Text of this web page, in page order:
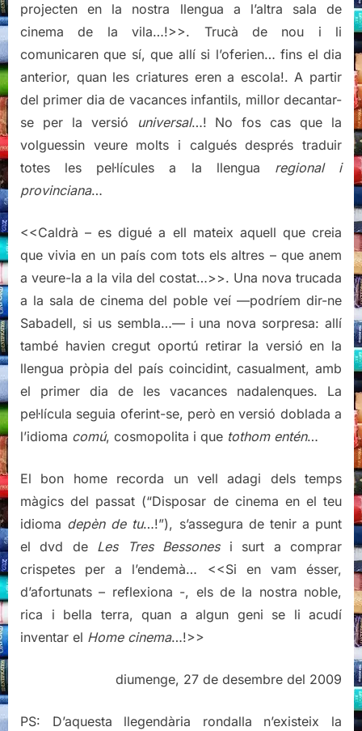
projecten en la nostra llengua a l’altra sala de
cinema de la vila…!>>. Trucà de nou i li
comunicaren que sí, que allí si l’oferien… fins el dia
anterior, quan les criatures eren a escola!. A partir
del primer dia de vacances infantils, millor decantar-
se per la versió
universal…! No fos cas que la
volguessin veure molts i calgués després traduir
totes les pel·lícules a la llengua regional i
provinciana…
<<Caldrà – es digué a ell mateix aquell que creia
que vivia en un país com tots els altres – que anem
a veure-la a la vila del costat…>>. Una nova trucada
a la sala de cinema del poble veí —podríem dir-ne
Sabadell, si us sembla…— i una nova sorpresa: allí
també havien cregut oportú retirar la versió en la
llengua pròpia del país coincidint, casualment, amb
el primer dia de les vacances nadalenques. La
pel·lícula seguia oferint-se, però en versió doblada a
l’idioma comú, cosmopolita i que tothom entén…
El bon home recorda un vell adagi dels temps
màgics del passat (“Disposar de cinema en el teu
idioma depèn de tu…!”), s’assegura de tenir a punt
el dvd de Les Tres Bessonesi surt a comprar
crispetes per a l’endemà… <<Si en vam ésser,
d’afortunats – reflexiona -, els de la nostra noble,
rica i bella terra, quan a algun geni se li acudí
inventar el Home cinema…!>>
diumenge, 27 de desembre del 2009
PS: D’aquesta llegendària rondalla n’existeix la